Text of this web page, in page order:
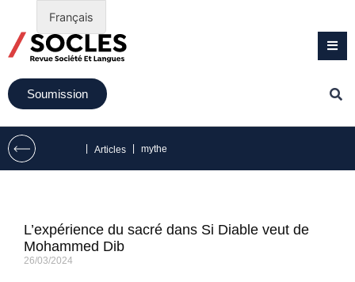
Soumission
Articles mythe
L’expérience du sacré dans Si Diable veut de
Mohammed Dib
26/03/2024
Français